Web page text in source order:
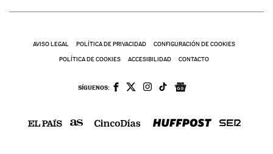
AVISO LEGAL POLÍTICA DE PRIVACIDAD CONFIGURACIÓN DE COOKIES
POLÍTICA DE COOKIES ACCESIBILIDAD CONTACTO
SÍGUENOS: